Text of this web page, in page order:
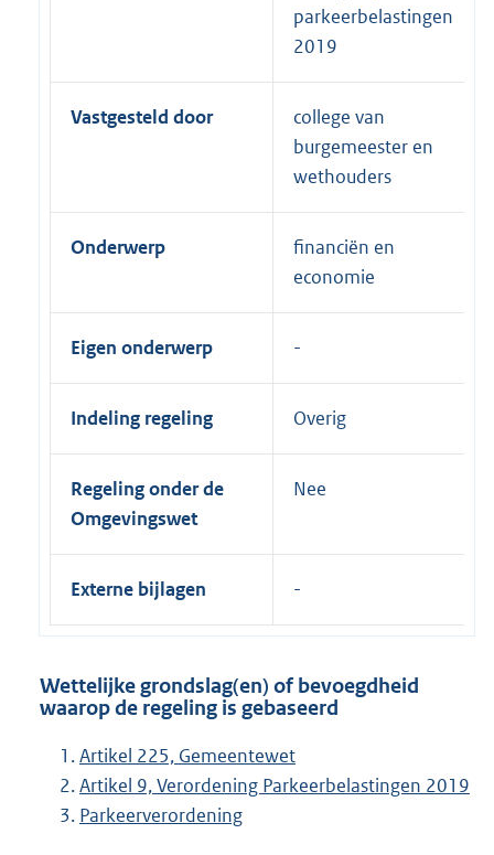
parkeerbelastingen
2019
Vastgesteld door
college van
burgemeester en
wethouders
Onderwerp
financiën en
economie
Eigen onderwerp
Indeling regeling Overig
Regeling onder de
Omgevingswet
Nee
Externe bijlagen
Wettelijke grondslag(en) of bevoegdheid
waarop de regeling is gebaseerd
Artikel 225, Gemeentewet
Artikel 9, Verordening Parkeerbelastingen 2019
Parkeerverordening